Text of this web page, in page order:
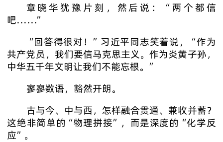
章晓华犹豫片刻，然后说：“两个都信
吧……”
“回答得很对！”习近平同志笑着说，“作为
共产党员，我们要信马克思主义。作为炎黄子孙，
中华五千年文明让我们不能忘根。”
寥寥数语，豁然开朗。
古与今、中与西，怎样融合贯通、兼收并蓄？
这绝非简单的“物理拼接”，而是深度的“化学反
应”。